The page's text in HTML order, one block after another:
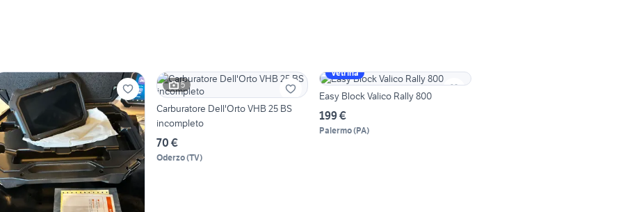
5
Carburatore Dell'Orto VHB 25 BS
incompleto
70 €
Oderzo(TV)
Vetrina
Easy Block Valico Rally 800
199 €
Palermo(PA)